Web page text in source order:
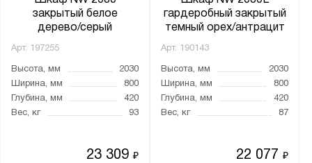
закрытый белое
дерево/серый
Арт. 197255
Высота, мм
2030
Ширина, мм
800
Глубина, мм
420
Вес, кг
93
23 309₽
гардеробный закрытый
темный орех/антрацит
Арт. 190143
Высота, мм
2030
Ширина, мм
800
Глубина, мм
420
Вес, кг
87
22 077₽